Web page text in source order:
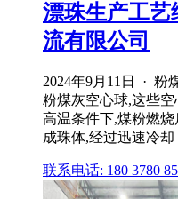
漂珠生产工艺
流有限公司
2024年9月11日 · 粉
粉煤灰空心球,这些
高温条件下,煤粉燃
成珠体,经过迅速冷却
联系电话: 180 3780